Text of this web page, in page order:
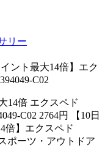
リー
ント最大14倍】エク
C02
14倍 エクスペド
C02 2764円 【10日
倍】エクスペド
ポーツ・アウトドア